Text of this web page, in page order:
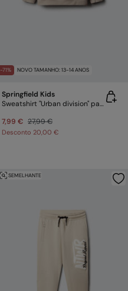
-71% NOVO TAMANHO: 13-14 ANOS
Springfield Kids
Sweatshirt "Urban division" para menino
7,99 € 27,99 €
Desconto 20,00 €
SEMELHANTE